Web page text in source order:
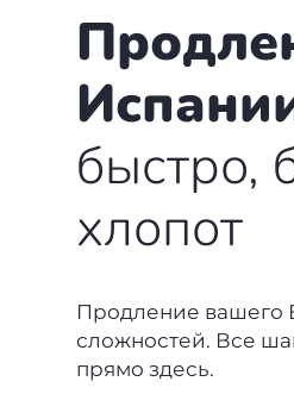
быстро,
хлопот
Продление вашего
сложностей. Все
прямо здесь.
Европа
Мальта
Испания
Турция
Болгария
Европа
Италия
Великобритания
Португалия
Франция
Подбор программы
Партнерская программа
Вакансии
О нас
Пишем в СМИ